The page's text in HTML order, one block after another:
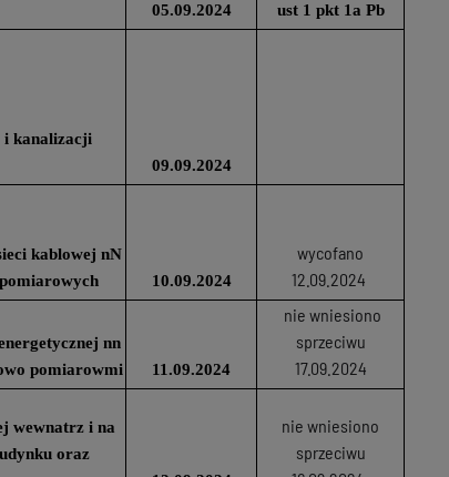
05.09.2024
ust 1 pkt 1a Pb
i kanalizacji
09.09.2024
kablowej nN
10.09.2024
wycofano
12.09.2024
nn
pomiarowmi
11.09.2024
nie wniesiono
sprzeciwu
17.09.2024
wewnatrz i na
oraz
nie wniesiono
sprzeciwu